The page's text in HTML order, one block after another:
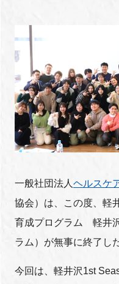
イベント
プログラム
インタビュー・コラム
ニュース・掲示板
特別会員
施設・アクセス
一般社団法人ヘルスケ
協会）は、この度、軽
育成プログラム 軽井
ラム）が無事に終了し
今回は、軽井沢1st